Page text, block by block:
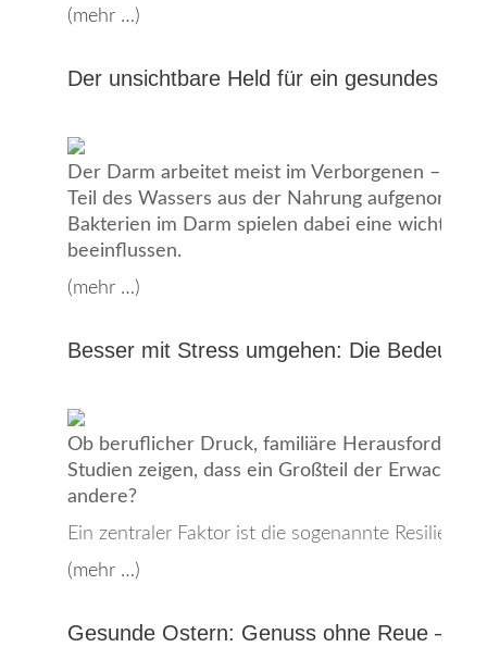
(mehr …)
Der unsichtbare Held für ein gesundes
Der Darm arbeitet meist im Verborgenen –
Teil des Wassers aus der Nahrung
Bakterien im Darm spielen dabei eine wichtige
beeinflussen.
(mehr …)
Besser mit Stress umgehen: Die
Ob beruflicher Druck, familiäre
Studien zeigen, dass ein Großteil der
andere?
Ein zentraler Faktor ist die sogenannte Resilienz
(mehr …)
Gesunde Ostern: Genuss ohne Reue –